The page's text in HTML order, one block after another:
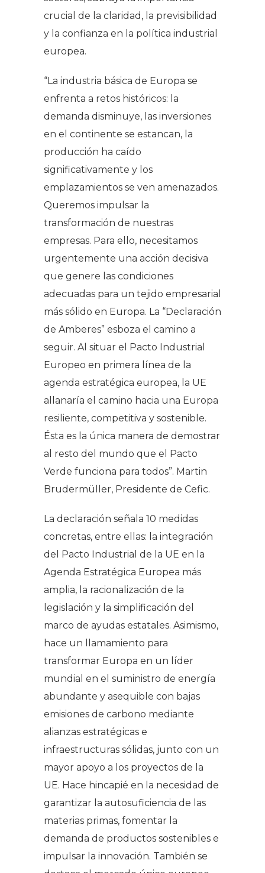
crucial de la claridad, la previsibilidad
y la confianza en la política industrial
europea.
“La industria básica de Europa se
enfrenta a retos históricos: la
demanda disminuye, las inversiones
en el continente se estancan, la
producción ha caído
significativamente y los
emplazamientos se ven amenazados.
Queremos impulsar la
transformación de nuestras
empresas. Para ello, necesitamos
urgentemente una acción decisiva
que genere las condiciones
adecuadas para un tejido empresarial
más sólido en Europa. La “Declaración
de Amberes” esboza el camino a
seguir. Al situar el Pacto Industrial
Europeo en primera línea de la
agenda estratégica europea, la UE
allanaría el camino hacia una Europa
resiliente, competitiva y sostenible.
Ésta es la única manera de demostrar
al resto del mundo que el Pacto
Verde funciona para todos”. Martin
Brudermüller, Presidente de Cefic.
La declaración señala 10 medidas
concretas, entre ellas: la integración
del Pacto Industrial de la UE en la
Agenda Estratégica Europea más
amplia, la racionalización de la
legislación y la simplificación del
marco de ayudas estatales. Asimismo,
hace un llamamiento para
transformar Europa en un líder
mundial en el suministro de energía
abundante y asequible con bajas
emisiones de carbono mediante
alianzas estratégicas e
infraestructuras sólidas, junto con un
mayor apoyo a los proyectos de la
UE. Hace hincapié en la necesidad de
garantizar la autosuficiencia de las
materias primas, fomentar la
demanda de productos sostenibles e
impulsar la innovación. También se